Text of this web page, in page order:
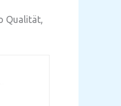
Qualität,